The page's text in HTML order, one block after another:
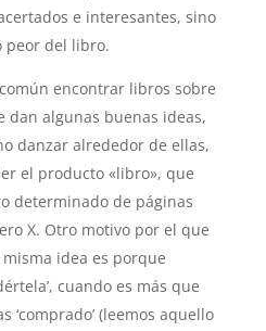
e interesantes, sino
peor del libro.
encontrar libros sobre
dan algunas buenas ideas,
danzar alrededor de ellas,
el producto «libro», que
determinado de páginas
X. Otro motivo por el que
idea es porque
cuando es más que
‘comprado’ (leemos aquello